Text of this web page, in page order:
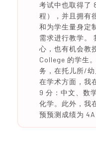
考试中也取得了
程），并且拥有
和为学生量身定
需求进行教学。
心，也有机会教
College 的学生
务，在托儿所/
在学术方面，我
9 分：中文、数
化学。此外，我
预预测成绩为